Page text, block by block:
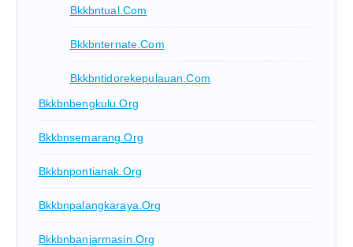
Bkkbntual.com
Bkkbnternate.com
Bkkbntidorekepulauan.com
Bkkbnbengkulu.org
Bkkbnsemarang.org
Bkkbnpontianak.org
Bkkbnpalangkaraya.org
Bkkbnbanjarmasin.org